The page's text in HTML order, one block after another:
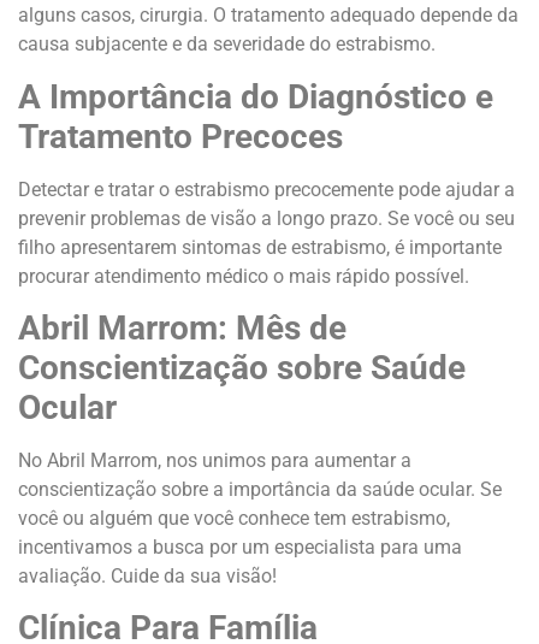
alguns casos, cirurgia. O tratamento adequado depende da
causa subjacente e da severidade do estrabismo.
A Importância do Diagnóstico e
Tratamento Precoces
Detectar e tratar o estrabismo precocemente pode ajudar a
prevenir problemas de visão a longo prazo. Se você ou seu
filho apresentarem sintomas de estrabismo, é importante
procurar atendimento médico o mais rápido possível.
Abril Marrom: Mês de
Conscientização sobre Saúde
Ocular
No Abril Marrom, nos unimos para aumentar a
conscientização sobre a importância da saúde ocular. Se
você ou alguém que você conhece tem estrabismo,
incentivamos a busca por um especialista para uma
avaliação. Cuide da sua visão!
Clínica Para Família